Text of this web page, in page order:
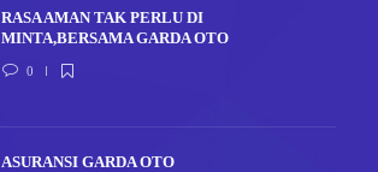
RASA AMAN TAK PERLU DI
MINTA,BERSAMA GARDA OTO
0
ASURANSI GARDA OTO